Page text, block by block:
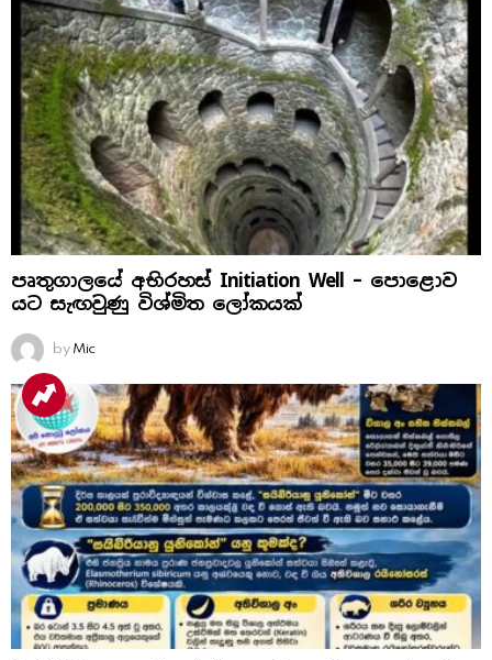
පෘතුගාලයේ අභිරහස් Initiation Well – පොළොව
යට සැඟවුණු විශ්මිත ලෝකයක්
by Mic